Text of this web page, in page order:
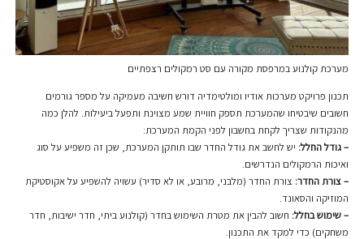
מערכת קולנוע במרפסת מקורה עם סט רמקולים רצפתיים
תכנון פרויקט מערכות אודיו ומולטימדיה דורש חשיבה מעמיקה על מספר גורמים
חשובים שיבטיחו שהמערכת תספק חוויית שמע מצוינת ותפעל ביעילות. להלן כמה
מהנקודות שצריך לקחת בחשבון לפני הקמת המערכת:
– גודל החלל: יש לחשב את גודל החדר שבו תותקן המערכת, שכן זה משפיע על סוג
ואיכות הרמקולים הנדרשים.
– צורת החדר: צורת החדר (מלבני, מרובע, או לא סדיר) עשויה להשפיע על אקוסטיקת
המוזיקה והסאונד.
– שימוש בחלל: חשוב להבין את מטרת השימוש בחדר (קולנוע ביתי, חדר ישיבות, חדר
משחקים) כדי למקד את התכנון.